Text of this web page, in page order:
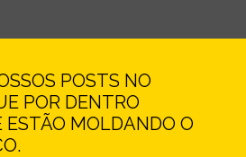
POSTS NO
POR DENTRO
ESTÃO MOLDANDO O